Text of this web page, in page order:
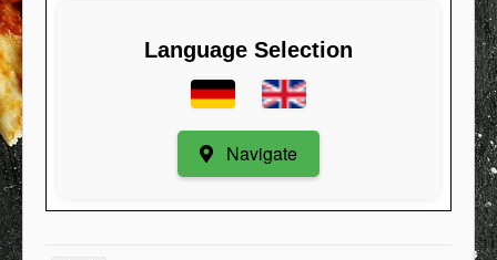
Language Selection
Navigate